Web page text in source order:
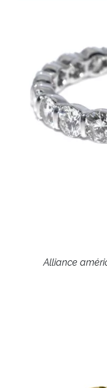
Alliance